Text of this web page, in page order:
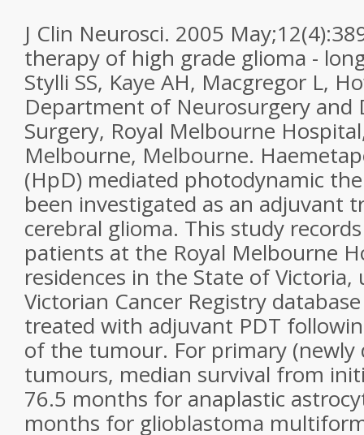
J Clin Neurosci. 2005
therapy of high grade glioma -
Stylli SS, Kaye AH, Macgregor L,
Department of Neurosurgery
Surgery, Royal Melbourne
Melbourne, Melbourne.
(HpD) mediated photodynamic
been investigated as an adjuvant
cerebral glioma. This study
patients at the Royal Melbourne
residences in the State of
Victorian Cancer Registry
treated with adjuvant PDT
of the tumour. For primary (newly
tumours, median survival from
76.5 months for anaplastic
months for glioblastoma